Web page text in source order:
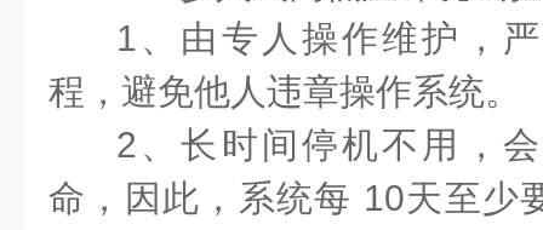
1、由专人操作维护，
程，避免他人违章操作系统。
2、长时间停机不用，
命，因此，系统每 10天至少